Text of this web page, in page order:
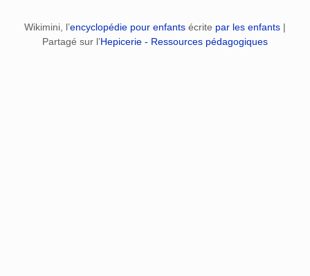
Wikimini, l’encyclopédie pour enfants écrite par les enfants |
Partagé sur l’Hepicerie - Ressources pédagogiques